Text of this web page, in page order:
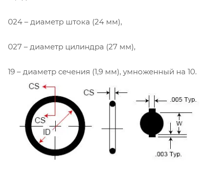
024 – диаметр штока (24 мм),
027 – диаметр цилиндра (27 мм),
19 – диаметр сечения (1,9 мм), умноженный на 10.